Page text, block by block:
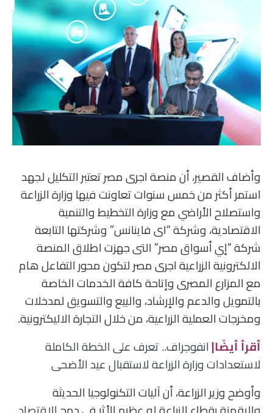
وأضاف القصير، أن منصة اجرى مصر تعتبر التكليل لجهد
استمر أكثر من خمس سنوات تعاونت فيها وزارة الزراعة
واستصلاح الأراضي مع وزارة التخطيط والتنمية
الاقتصادية، وشركة “اى فاينانس” وشركتها التابعة
شركة “إي أسواق مصر” التى جهزت اطلاق المنصة
الالكترونية الزراعية اجرى مصر لتكون محور التفاعل هام
مع المزارع المصرى وإتاحة كافة الخدمات الخاصة
بالتمويل والدعم والإرشاد، والبيع والتسويق لمدخلات
ومخرجات العملية الزراعية، من خلال التجارة الاليكترونية.
أقرأ أيضًا|انفوجراف.. تعرف على الخطة الكاملة
لاستعدادات وزارة الزراعة لاستقبال عيد الأضحى
وأوضح وزير الزراعة، أن آليات التكنولوجيا الحديثة